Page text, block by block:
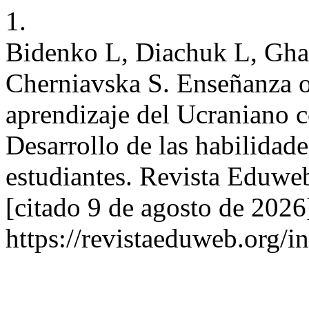
1.
Bidenko L, Diachuk L,
Cherniavska S. Enseñanza
aprendizaje del Ucraniano
Desarrollo de las
estudiantes. Revista
[citado 9 de agosto de
https://revistaeduweb.org/